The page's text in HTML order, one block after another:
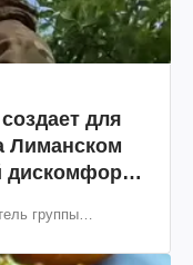
для
Лиманском
дискомфорт:
группы